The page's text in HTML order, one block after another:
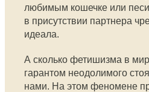
любимым кошечке или
в присутствии партнера
идеала.
А сколько фетишизма в
гарантом неодолимого
нами. На этом феномене